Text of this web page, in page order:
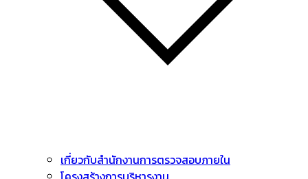
เกี่ยวกับสำนักงานการตรวจสอบภายใน